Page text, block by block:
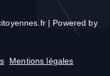
| Powered by
Mentions légales